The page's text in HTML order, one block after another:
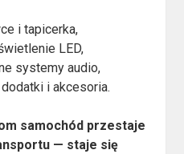
i tapicerka,
LED,
systemy audio,
i akcesoria.
samochód przestaje
— staje się